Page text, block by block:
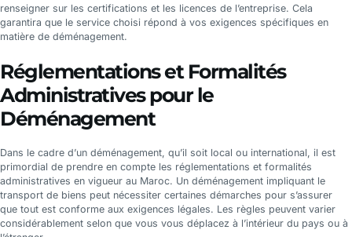
renseigner sur les certifications et les licences de l’entreprise. Cela
garantira que le service choisi répond à vos exigences spécifiques en
matière de déménagement.
Réglementations et Formalités
Administratives pour le
Déménagement
Dans le cadre d’un déménagement, qu’il soit local ou international, il est
primordial de prendre en compte les réglementations et formalités
administratives en vigueur au Maroc. Un déménagement impliquant le
transport de biens peut nécessiter certaines démarches pour s’assurer
que tout est conforme aux exigences légales. Les règles peuvent varier
considérablement selon que vous vous déplacez à l’intérieur du pays ou à